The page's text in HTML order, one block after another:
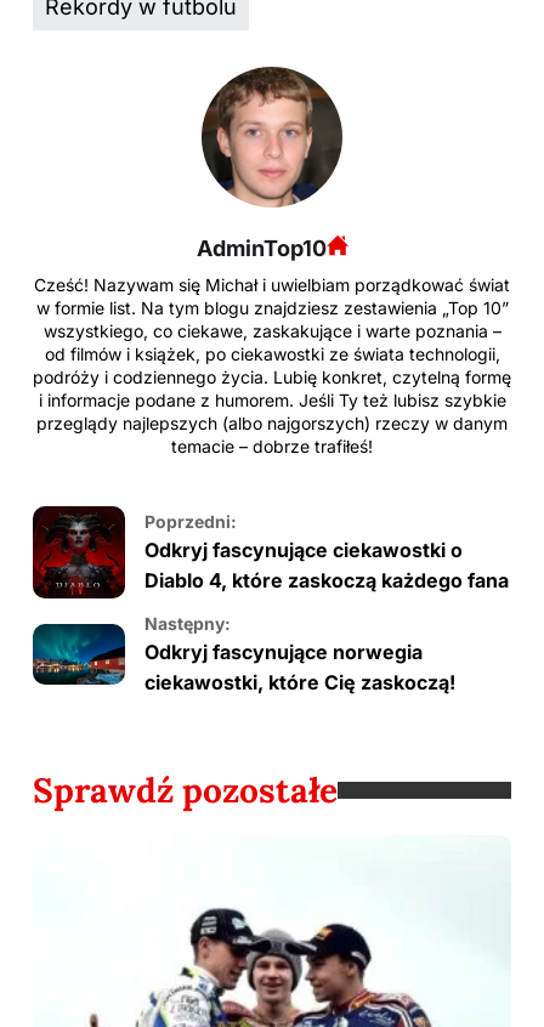
Rekordy w futbolu
AdminTop10
Cześć! Nazywam się Michał i uwielbiam porządkować świat
w formie list. Na tym blogu znajdziesz zestawienia „Top 10”
wszystkiego, co ciekawe, zaskakujące i warte poznania –
od filmów i książek, po ciekawostki ze świata technologii,
podróży i codziennego życia. Lubię konkret, czytelną formę
i informacje podane z humorem. Jeśli Ty też lubisz szybkie
przeglądy najlepszych (albo najgorszych) rzeczy w danym
temacie – dobrze trafiłeś!
Poprzedni:
Odkryj fascynujące ciekawostki o
Diablo 4, które zaskoczą każdego fana
Następny:
Odkryj fascynujące norwegia
ciekawostki, które Cię zaskoczą!
Sprawdź pozostałe